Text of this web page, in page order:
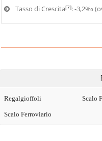
Tasso di Crescita[7]: -3,2‰
Regalgioffoli Scalo
Scalo Ferroviario